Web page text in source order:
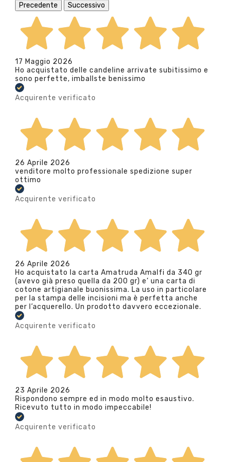
Precedente
Successivo
17 Maggio 2026
Ho acquistato delle candeline arrivate subitissimo e
sono perfette, imballste benissimo
Acquirente verificato
26 Aprile 2026
venditore molto professionale spedizione super
ottimo
Acquirente verificato
26 Aprile 2026
Ho acquistato la carta Amatruda Amalfi da 340 gr
(avevo già preso quella da 200 gr) e’ una carta di
cotone artigianale buonissima. La uso in particolare
per la stampa delle incisioni ma è perfetta anche
per l’acquerello. Un prodotto davvero eccezionale.
Acquirente verificato
23 Aprile 2026
Rispondono sempre ed in modo molto esaustivo.
Ricevuto tutto in modo impeccabile!
Acquirente verificato